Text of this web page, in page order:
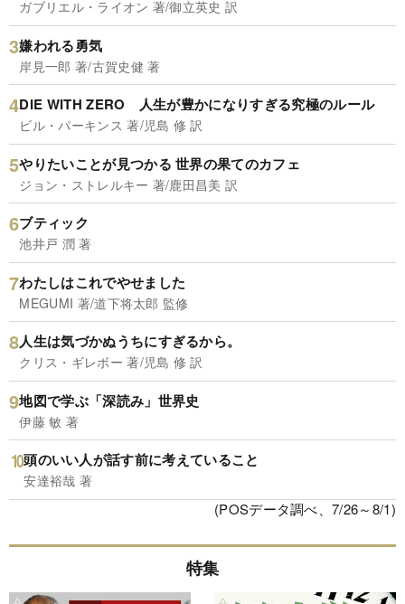
ガブリエル・ライオン 著/御立英史 訳
嫌われる勇気
岸見一郎 著/古賀史健 著
DIE WITH ZERO 人生が豊かになりすぎる究極のルール
ビル・パーキンス 著/児島 修 訳
やりたいことが見つかる 世界の果てのカフェ
ジョン・ストレルキー 著/鹿田昌美 訳
ブティック
池井戸 潤 著
わたしはこれでやせました
MEGUMI 著/道下将太郎 監修
人生は気づかぬうちにすぎるから。
クリス・ギレボー 著/児島 修 訳
地図で学ぶ「深読み」世界史
伊藤 敏 著
頭のいい人が話す前に考えていること
安達裕哉 著
(POSデータ調べ、7/26～8/1)
特集